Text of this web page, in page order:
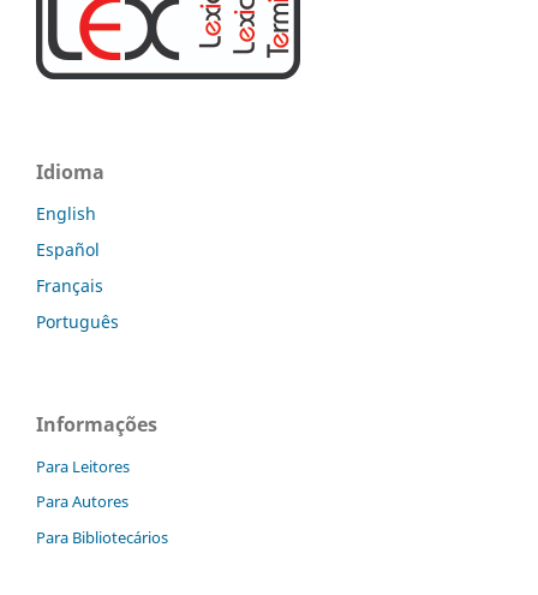
Idioma
English
Español
Français
Português
Informações
Para Leitores
Para Autores
Para Bibliotecários